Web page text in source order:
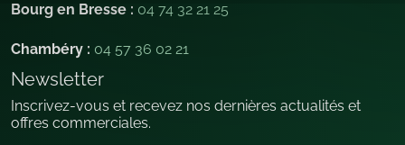
Bourg en Bresse : 04 74 32 21 25
Chambéry : 04 57 36 02 21
Newsletter
Inscrivez-vous et recevez nos dernières actualités et
offres commerciales.